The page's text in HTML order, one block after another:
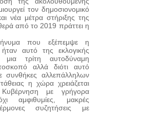
τον δημοσιονομικό
νέα μέτρα στήριξης της
από το 2019 πράττει η
που εξέπεμψε η
αυτό της εκλογικής
μια τρίτη αυτοδύναμη
αλλά διότι αυτό
συνθήκες αλλεπάλληλων
η χώρα χρειάζεται
Κυβέρνηση με γρήγορα
αμφιθυμίες, μακρές
συζητήσεις με